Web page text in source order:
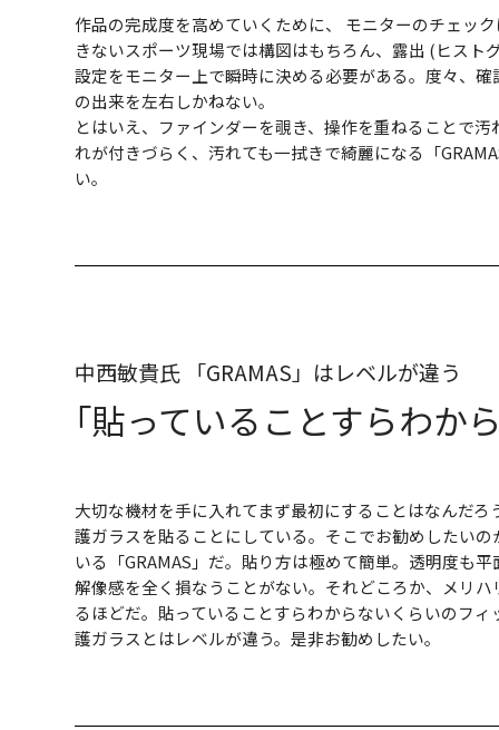
作品の完成度を高めていくために、 モニターのチェッ
きないスポーツ現場では構図はもちろん、露出 (ヒスト
設定をモニター上で瞬時に決める必要がある。度々、
の出来を左右しかねない。
とはいえ、ファインダーを覗き、操作を重ねることで
れが付きづらく、汚れても一拭きで綺麗になる「
い。
中西敏貴氏 「GRAMAS」はレベルが違う
｢貼っていることすらわか
大切な機材を手に入れてまず最初にすることはなんだ
護ガラスを貼ることにしている。そこでお勧めしたい
いる「GRAMAS」だ。貼り方は極めて簡単。透明度も
解像感を全く損なうことがない。それどころか、メリ
るほどだ。貼っていることすらわからないくらいのフ
護ガラスとはレベルが違う。是非お勧めしたい。